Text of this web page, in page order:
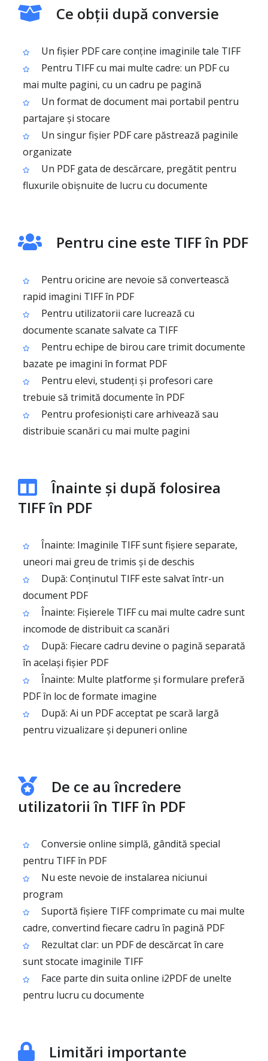
Ce obții după conversie
Un fișier PDF care conține imaginile tale TIFF
Pentru TIFF cu mai multe cadre: un PDF cu
mai multe pagini, cu un cadru pe pagină
Un format de document mai portabil pentru
partajare și stocare
Un singur fișier PDF care păstrează paginile
organizate
Un PDF gata de descărcare, pregătit pentru
fluxurile obișnuite de lucru cu documente
Pentru cine este TIFF în PDF
Pentru oricine are nevoie să convertească
rapid imagini TIFF în PDF
Pentru utilizatorii care lucrează cu
documente scanate salvate ca TIFF
Pentru echipe de birou care trimit documente
bazate pe imagini în format PDF
Pentru elevi, studenți și profesori care
trebuie să trimită documente în PDF
Pentru profesioniști care arhivează sau
distribuie scanări cu mai multe pagini
Înainte și după folosirea
TIFF în PDF
Înainte: Imaginile TIFF sunt fișiere separate,
uneori mai greu de trimis și de deschis
După: Conținutul TIFF este salvat într-un
document PDF
Înainte: Fișierele TIFF cu mai multe cadre sunt
incomode de distribuit ca scanări
După: Fiecare cadru devine o pagină separată
în același fișier PDF
Înainte: Multe platforme și formulare preferă
PDF în loc de formate imagine
După: Ai un PDF acceptat pe scară largă
pentru vizualizare și depuneri online
De ce au încredere
utilizatorii în TIFF în PDF
Conversie online simplă, gândită special
pentru TIFF în PDF
Nu este nevoie de instalarea niciunui
program
Suportă fișiere TIFF comprimate cu mai multe
cadre, convertind fiecare cadru în pagină PDF
Rezultat clar: un PDF de descărcat în care
sunt stocate imaginile TIFF
Face parte din suita online i2PDF de unelte
pentru lucru cu documente
Limitări importante